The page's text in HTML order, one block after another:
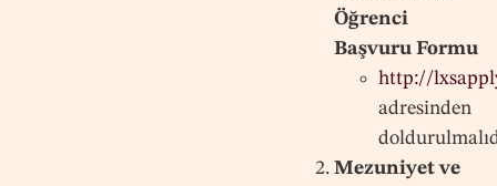
Öğrenci
Başvuru Formu
http://
adresinden
Mezuniyet ve